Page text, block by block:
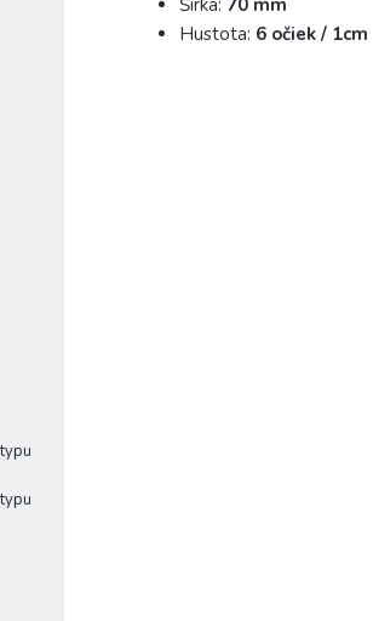
Hustota: 6 očiek / 1cm